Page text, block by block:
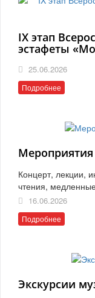
IX этап
эстафеты
25.06.2026
Подробнее
Концерт, лекции,
чтения,
16.06.2026
Подробнее
Экскурсии